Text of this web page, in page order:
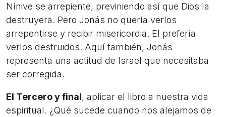
Nínive se arrepiente, previniendo así que Dios la
destruyera. Pero Jonás no quería verlos
arrepentirse y recibir misericordia. El prefería
verlos destruidos. Aquí también, Jonás
representa una actitud de Israel que necesitaba
ser corregida.
El Tercero y final, aplicar el libro a nuestra vida
espiritual. ¿Qué sucede cuando nos alejamos de